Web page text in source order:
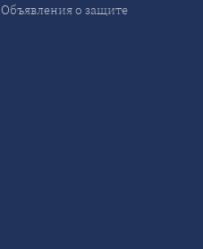
Объявления о защите